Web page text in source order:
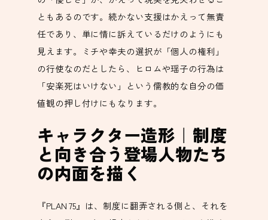
ともあるのです。続かない支援はかえって無責
任であり、単に情に訴えているだけのようにも
見えます。ミチや幸夫の選択が「個人の権利」
の行使なのだとしたら、ヒロムや瑶子の行為は
「安楽死はいけない」という儒教的な自分の価
値観の押し付けにもなります。
キャラクター造形｜制度
と向き合う登場人物たち
の内面を描く
『PLAN 75』は、制度に翻弄される側と、それを